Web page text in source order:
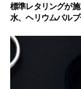
標準レタリングが
水、ヘリウムバル